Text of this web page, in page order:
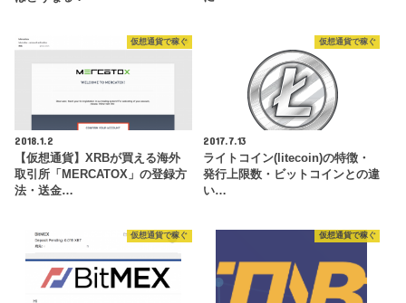
仮想通貨で稼ぐ
2018.1.2
【仮想通貨】XRBが買える海外
取引所「MERCATOX」の登録方
法・送金…
仮想通貨で稼ぐ
2017.7.13
ライトコイン(litecoin)の特徴・
発行上限数・ビットコインとの違
い…
仮想通貨で稼ぐ 仮想通貨で稼ぐ